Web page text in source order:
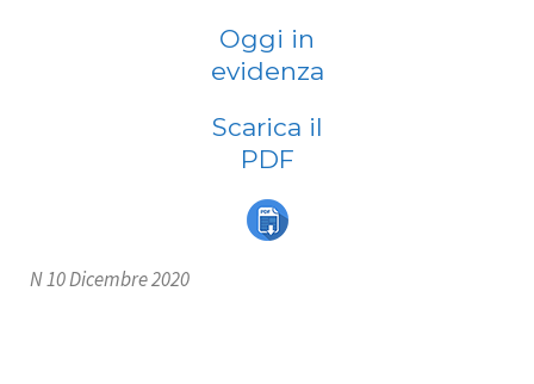
Oggi in
evidenza
Scarica il
PDF
N 10 Dicembre 2020